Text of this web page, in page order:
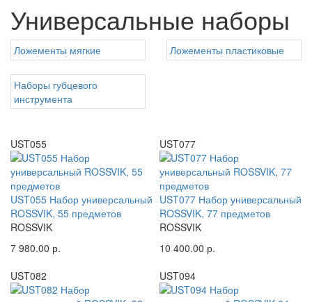
Универсальные наборы
Ложементы мягкие Ложементы пластиковые
Наборы губцевого
инструмента
UST055
UST055 Набор универсальный
ROSSVIK, 55 предметов
ROSSVIK
7 980.00 р.
UST077
UST077 Набор универсальный
ROSSVIK, 77 предметов
ROSSVIK
10 400.00 р.
UST082
UST094